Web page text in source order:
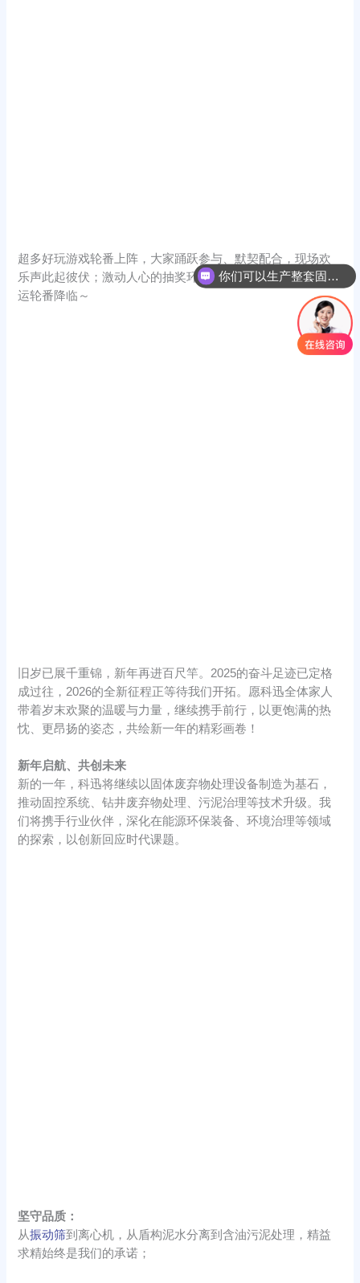
超多好玩游戏轮番上阵，大家踊跃参与、默契配合，现场欢
乐声此起彼伏；激动人心的抽奖环节也是惊喜不断，新年好
运轮番降临～
旧岁已展千重锦，新年再进百尺竿。2025的奋斗足迹已定格
成过往，2026的全新征程正等待我们开拓。愿科迅全体家人
带着岁末欢聚的温暖与力量，继续携手前行，以更饱满的热
忱、更昂扬的姿态，共绘新一年的精彩画卷！
新年启航、共创未来
新的一年，科迅将继续以固体废弃物处理设备制造为基石，
推动固控系统、钻井废弃物处理、污泥治理等技术升级。我
们将携手行业伙伴，深化在能源环保装备、环境治理等领域
的探索，以创新回应时代课题。
坚守品质：
从振动筛到离心机，从盾构泥水分离到含油污泥处理，精益
求精始终是我们的承诺；
你们可以生产整套固控系统吗？